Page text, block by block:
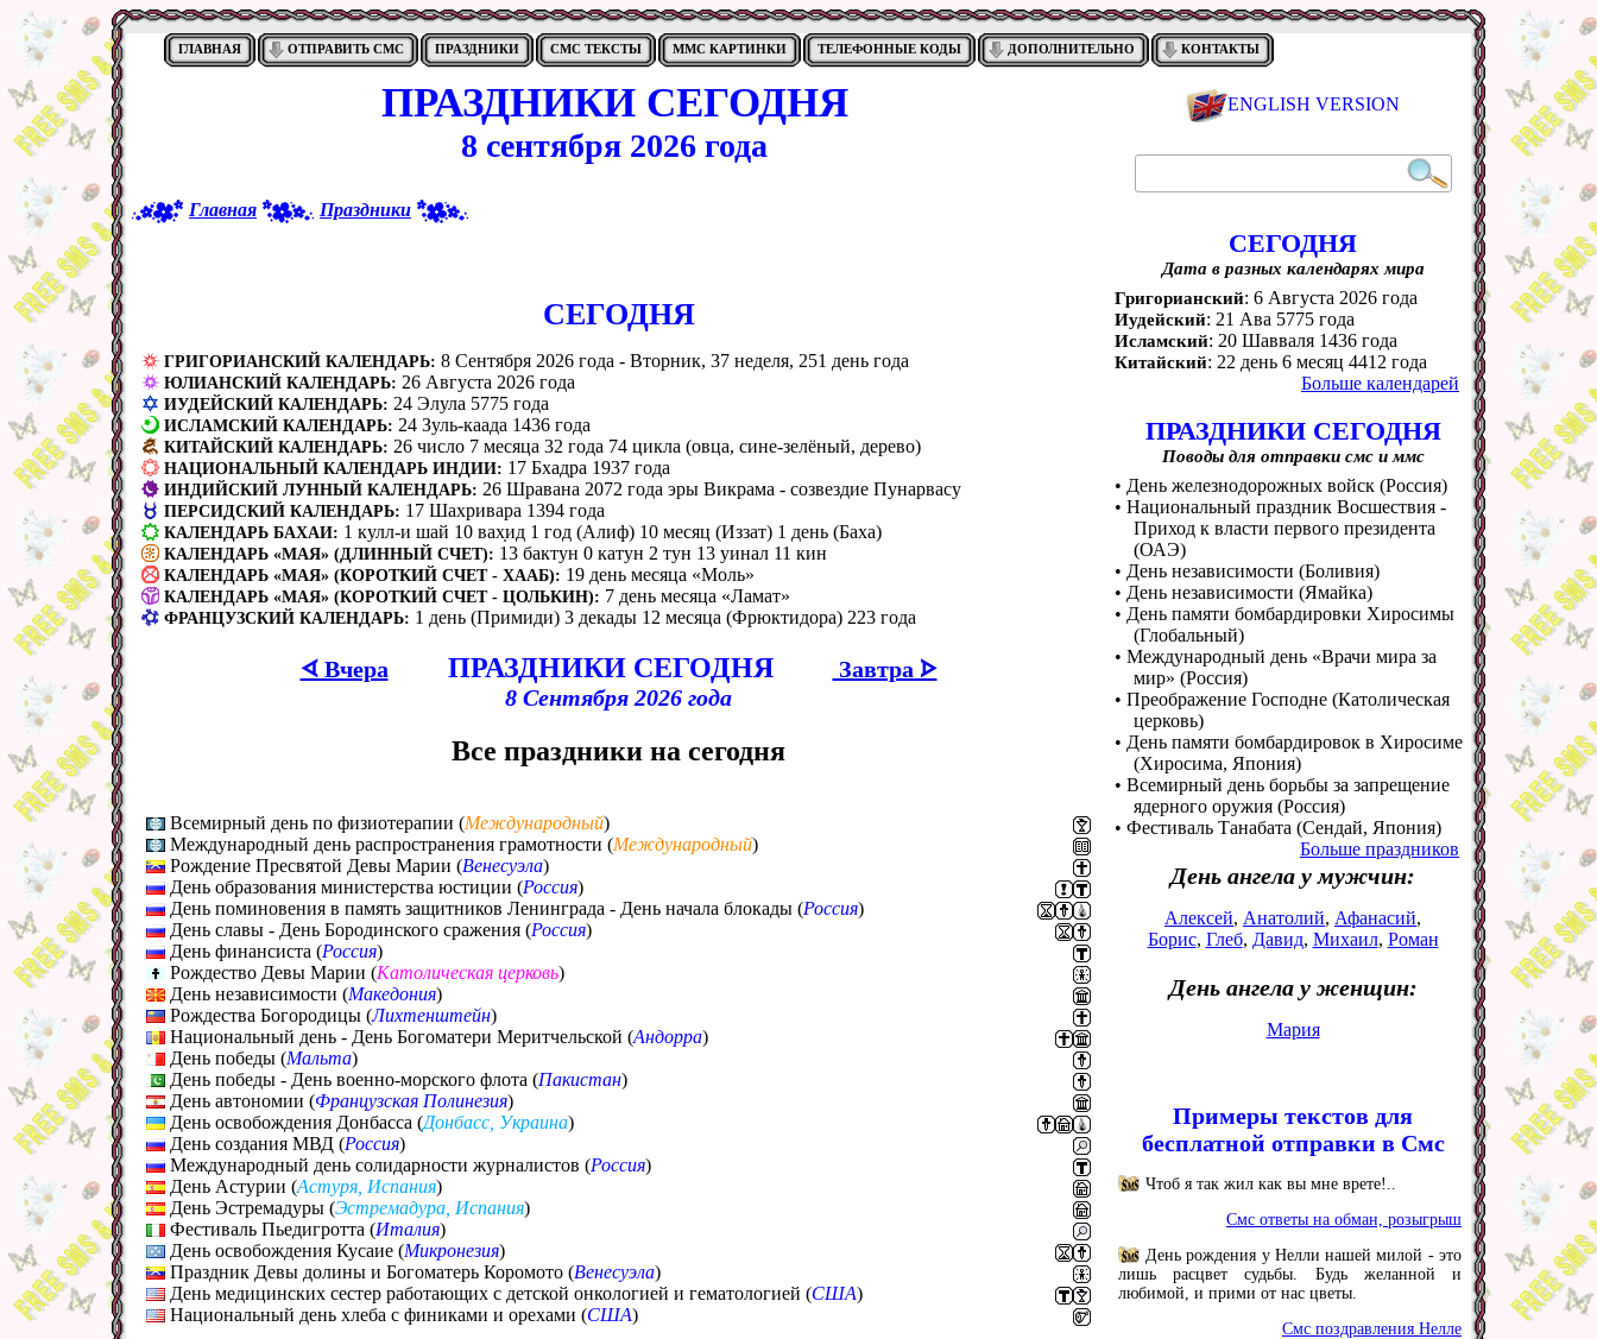
ГЛАВНАЯ ОТПРАВИТЬ СМС ПРАЗДНИКИ СМС ТЕКСТЫ ММС КАРТИНКИ ТЕЛЕФОННЫЕ КОДЫ ДОПОЛНИТЕЛЬНО КОНТАКТЫ
ПРАЗДНИКИ СЕГОДНЯ
8 сентября 2026 года
Главная Праздники
CЕГОДНЯ
ГРИГОРИАНСКИЙ КАЛЕНДАРЬ: 8 Сентября 2026 года - Вторник, 37 неделя, 251 день года
ЮЛИАНСКИЙ КАЛЕНДАРЬ: 26 Августа 2026 года
ИУДЕЙСКИЙ КАЛЕНДАРЬ: 24 Элула 5775 года
ИСЛАМСКИЙ КАЛЕНДАРЬ: 24 Зуль-каада 1436 года
КИТАЙСКИЙ КАЛЕНДАРЬ: 26 число 7 месяца 32 года 74 цикла (овца, сине-зелёный, дерево)
НАЦИОНАЛЬНЫЙ КАЛЕНДАРЬ ИНДИИ: 17 Бхадра 1937 года
ИНДИЙСКИЙ ЛУННЫЙ КАЛЕНДАРЬ: 26 Шравана 2072 года эры Викрама - созвездие Пунарвасу
ПЕРСИДСКИЙ КАЛЕНДАРЬ: 17 Шахривара 1394 года
КАЛЕНДАРЬ БАХАИ: 1 кулл-и шай 10 вах̣ид 1 год (Алиф) 10 месяц (Иззат) 1 день (Баха)
КАЛЕНДАРЬ «МАЯ» (ДЛИННЫЙ СЧЕТ): 13 бактун 0 катун 2 тун 13 уинал 11 кин
КАЛЕНДАРЬ «МАЯ» (КОРОТКИЙ СЧЕТ - ХААБ): 19 день месяца «Моль»
КАЛЕНДАРЬ «МАЯ» (КОРОТКИЙ СЧЕТ - ЦОЛЬКИН): 7 день месяца «Ламат»
ФРАНЦУЗСКИЙ КАЛЕНДАРЬ: 1 день (Примиди) 3 декады 12 месяца (Фрюктидора) 223 года
ᗏ Вчера ПРАЗДНИКИ СЕГОДНЯ
Завтра ᗌ
8 Сентября 2026 года
Все праздники на сегодня
Всемирный день по физиотерапии (Международный)
Международный день распространения грамотности (Международный)
Рождение Пресвятой Девы Марии (Венесуэла)
День образования министерства юстиции (Россия)
День поминовения в память защитников Ленинграда - День начала блокады (Россия)
День славы - День Бородинского сражения (Россия)
День финансиста (Россия)
Рождество Девы Марии (Католическая церковь)
День независимости (Македония)
Рождества Богородицы (Лихтенштейн)
Национальный день - День Богоматери Меритчельской (Андорра)
День победы (Мальта)
День победы - День военно-морского флота (Пакистан)
День автономии (Французская Полинезия)
День освобождения Донбасса (Донбасс, Украина)
День создания МВД (Россия)
Международный день солидарности журналистов (Россия)
День Астурии (Астуря, Испания)
День Эстремадуры (Эстремадура, Испания)
Фестиваль Пьедигротта (Италия)
День освобождения Кусаие (Микронезия)
Праздник Девы долины и Богоматерь Коромото (Венесуэла)
День медицинских сестер работающих с детской онкологией и гематологией (США)
Национальный день хлеба с финиками и орехами (США)
ENGLISH VERSION
СЕГОДНЯ
Дата в разных календарях мира
Григорианский: 6 Августа 2026 года
Иудейский: 21 Ава 5775 года
Исламский: 20 Шавваля 1436 года
Китайский: 22 день 6 месяц 4412 года
Больше календарей
ПРАЗДНИКИ СЕГОДНЯ
Поводы для отправки смс и ммс
• День железнодорожных войск (Россия)
• Национальный праздник Восшествия -
Приход к власти первого президента
(ОАЭ)
• День независимости (Боливия)
• День независимости (Ямайка)
• День памяти бомбардировки Хиросимы
(Глобальный)
• Международный день «Врачи мира за
мир» (Россия)
• Преображение Господне (Католическая
церковь)
• День памяти бомбардировок в Хиросиме
(Хиросима, Япония)
• Всемирный день борьбы за запрещение
ядерного оружия (Россия)
• Фестиваль Танабата (Сендай, Япония)
Больше праздников
День ангела у мужчин:
Алексей, Анатолий, Афанасий,
Борис, Глеб, Давид, Михаил, Роман
День ангела у женщин:
Мария
Примеры текстов для
бесплатной отправки в Смс
Чтоб я так жил как вы мне врете!..
Смс ответы на обман, розыгрыш
День рождения у Нелли нашей милой - это
лишь расцвет судьбы. Будь желанной и
любимой, и прими от нас цветы.
Смс поздравления Нелле